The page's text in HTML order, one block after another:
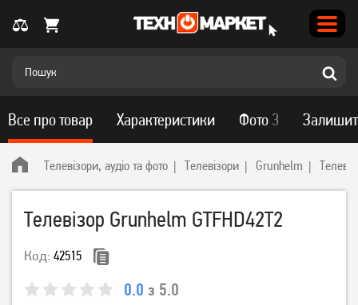
Телевізори, аудіо та фото Телевізори Grunhelm
Телевізор Grunhelm GTFHD42T2
Код: 42515
0.0 з 5.0
Все про товар Характеристики Фото 3